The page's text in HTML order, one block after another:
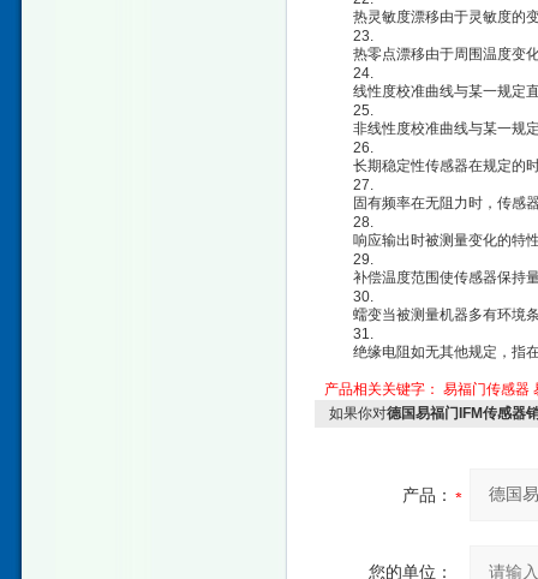
热灵敏度漂移由于灵敏度的变
23.
热零点漂移由于周围温度变化
24.
线性度校准曲线与某一规定直
25.
非线性度校准曲线与某一规定
26.
长期稳定性传感器在规定的时
27.
固有频率在无阻力时，传感器
28.
响应输出时被测量变化的特
29.
补偿温度范围使传感器保持量
30.
蠕变当被测量机器多有环境条
31.
绝缘电阻如无其他规定，指在
产品相关关键字： 易福门传感器
如果你对德国易福门IFM传感器
产品：
您的单位：